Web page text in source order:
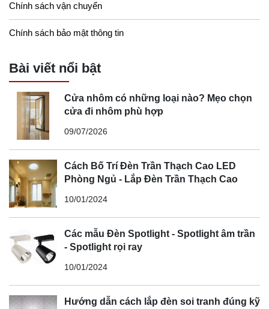
Chính sách vận chuyển
Chính sách bảo mật thông tin
Bài viết nổi bật
Cửa nhôm có những loại nào? Mẹo chọn
cửa đi nhôm phù hợp
09/07/2026
Cách Bố Trí Đèn Trần Thạch Cao LED
Phòng Ngủ - Lắp Đèn Trần Thạch Cao
10/01/2024
Các mẫu Đèn Spotlight - Spotlight âm trần
- Spotlight rọi ray
10/01/2024
Hướng dẫn cách lắp đèn soi tranh đúng kỹ